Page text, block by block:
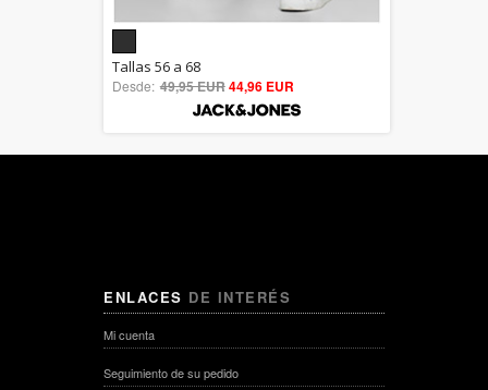
out of 5
Tallas 56 a 68
Desde: 49,95 EUR44,96 EUR
ENLACES DE INTERÉS
Mi cuenta
Seguimiento de su pedido